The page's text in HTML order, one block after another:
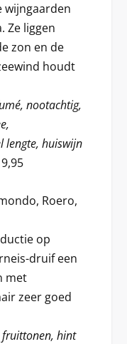
wijngaarden
Ze liggen
zon en de
houdt
nootachtig,
lengte, huiswijn
Roero,
op
druif een
met
zeer goed
fruittonen, hint